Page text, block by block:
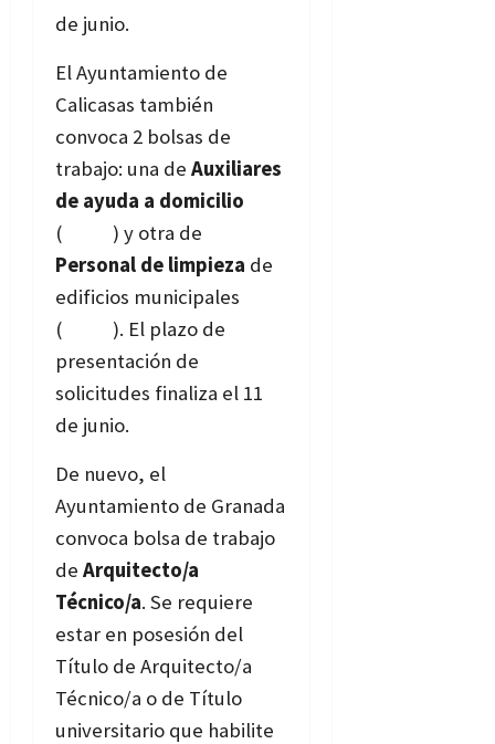
de junio.
El Ayuntamiento de
Calicasas también
convoca 2 bolsas de
trabajo: una de Auxiliares
de ayuda a domicilio
(
) y otra de
Personal de limpieza de
edificios municipales
(
). El plazo de
presentación de
solicitudes finaliza el 11
de junio.
De nuevo, el
Ayuntamiento de Granada
convoca bolsa de trabajo
de Arquitecto/a
Técnico/a. Se requiere
estar en posesión del
Título de Arquitecto/a
Técnico/a o de Título
universitario que habilite